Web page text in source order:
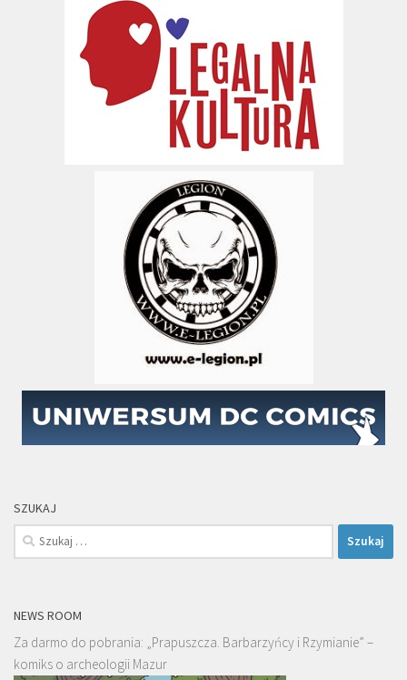
SZUKAJ
Szukaj:
NEWS ROOM
Za darmo do pobrania: „Prapuszcza. Barbarzyńcy i Rzymianie” –
komiks o archeologii Mazur